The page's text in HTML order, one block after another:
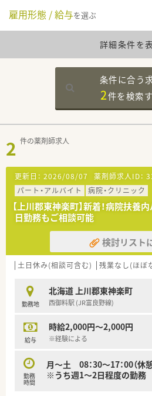
雇用形態 / 給与を選ぶ
詳細条件を
条件に合う
2件を検索
2 件の薬剤師求人
更新日： 2026/08/07 薬剤師求人ID：
パート・アルバイト
病院・クリニック
【上川郡東神楽町】新着！病院扶
日勤務もご相談可能
検討リスト
土日休み(相談可含む) 残業なし(ほぼ
勤務地
北海道 上川郡東神楽町
西御料駅 (JR富良野線)
給与
時給2,000円～2,000円
※経験による
勤務
時間
月～土 08：30～17：00（休
※うち週1～2日程度の勤務